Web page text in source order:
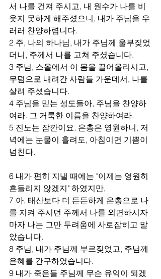
서 나를 건져 주시고, 내 원수가 나를 비
웃지 못하게 해주셨으니, 내가 주님을 우
러러 찬양하렵니다.
2 주, 나의 하나님, 내가 주님께 울부짖었
더니, 주께서 나를 고쳐 주셨습니다.
3 주님, 스올에서 이 몸을 끌어올리시고,
무덤으로 내려간 사람들 가운데서, 나를
살려 주셨습니다.
4 주님을 믿는 성도들아, 주님을 찬양하
여라. 그 거룩한 이름을 찬양하여라.
5 진노는 잠깐이요, 은총은 영원하니, 저
녁에는 눈물이 흘려도, 아침이면 기쁨이
넘친다.
6 내가 편히 지낼 때에는 "이제는 영원히
흔들리지 않겠지" 하였지만,
7 아, 태산보다 더 든든하게 은총으로 나
를 지켜 주시던 주께서 나를 외면하시자
마자 나는 그만 두려움에 사로잡히고 말
았습니다.
8 주님, 내가 주님께 부르짖었고, 주님께
은혜를 간구하였습니다.
9 내가 죽은들 주님께 무슨 유익이 되겠